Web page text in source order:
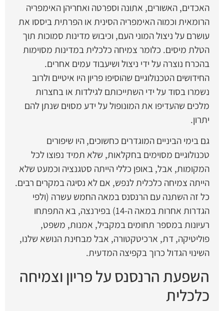
האכדים, האשורים, אתונה וספרטה ואחריהן האימפריה
הרומאית וכמוה האימפריה הסינית או הפרתית ביססו את
עושרם על ניצול המוני העם, וכיבוש מדינות סמוכות תוך
הטלת מיסים. כלומר צמיחה כלכלית במדינות מסוימות
בהכרח נוצרה על ידי ניצול ושיעבוד עמים אחרים.
החידושים הטכנולוגיים שהוסיפו פריון היו איטיים ולרוב
נשמרו בסוד על ידי השתייכותם לגילדות או בחצרות
מלכים שהעדיפו את המונופול על ידע מסוים שנתן להם
יתרון.
גם בימי הביניים המוגדרים כחשוכים, היו שיפורים
טכנולוגיים מסוימים בחקלאות, שלא תמיד נפוצו לכל
המקומות, אבל, באופן כללי הייתה סטגנציה וכמעט שלא
הייתה צמיחה כלכלית לנפש, אם לא נסיגה במקרים רבים.
כל זה השתנה עם הרנסנס במאה החמש עשרה (ולפי
הגדרות אחרות במאה ה-14) בפירנצה, בא התפתחו
רעיונות במספר תחומים במקביל, אמנות, משפט,
פוליטיקה, דת, ארכיטקטורה, אבל מבחינת הנושא שלנו,
השינוי הגדול כרוך בקפיצה המדעית.
השפעת הרנסנס על פריון וצמיחה
כלכלית